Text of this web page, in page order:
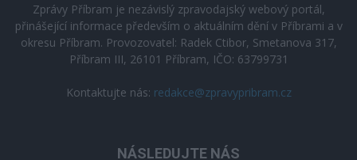
Zprávy Příbram je nezávislý zpravodajský webový portál,
přinášející informace především o aktuálním dění v Příbrami a v
okresu Příbram. Provozovatel: Radek Ctibor, Smetanova 317,
Příbram III, 26101 Příbram, IČO: 63799731
Kontaktujte nás: redakce@zpravypribram.cz
NÁSLEDUJTE NÁS